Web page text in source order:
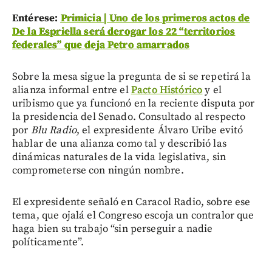
Entérese: Primicia | Uno de los primeros actos de
De la Espriella será derogar los 22 “territorios
federales” que deja Petro amarrados
Sobre la mesa sigue la pregunta de si se repetirá la
alianza informal entre elPacto Históricoy el
uribismo que ya funcionó en la reciente disputa por
la presidencia del Senado. Consultado al respecto
por Blu Radio, el expresidente Álvaro Uribe evitó
hablar de una alianza como tal y describió las
dinámicas naturales de la vida legislativa, sin
comprometerse con ningún nombre.
El expresidente señaló en Caracol Radio, sobre ese
tema, que ojalá el Congreso escoja un contralor que
haga bien su trabajo “sin perseguir a nadie
políticamente”.